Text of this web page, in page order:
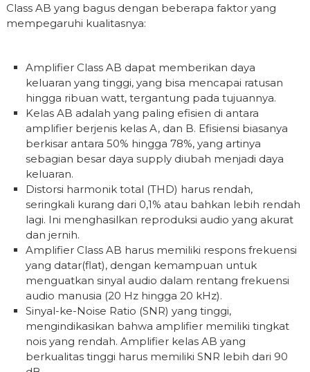
Class AB yang bagus dengan beberapa faktor yang
mempegaruhi kualitasnya:
Amplifier Class AB dapat memberikan daya
keluaran yang tinggi, yang bisa mencapai ratusan
hingga ribuan watt, tergantung pada tujuannya.
Kelas AB adalah yang paling efisien di antara
amplifier berjenis kelas A, dan B. Efisiensi biasanya
berkisar antara 50% hingga 78%, yang artinya
sebagian besar daya supply diubah menjadi daya
keluaran.
Distorsi harmonik total (THD) harus rendah,
seringkali kurang dari 0,1% atau bahkan lebih rendah
lagi. Ini menghasilkan reproduksi audio yang akurat
dan jernih.
Amplifier Class AB harus memiliki respons frekuensi
yang datar(flat), dengan kemampuan untuk
menguatkan sinyal audio dalam rentang frekuensi
audio manusia (20 Hz hingga 20 kHz).
Sinyal-ke-Noise Ratio (SNR) yang tinggi,
mengindikasikan bahwa amplifier memiliki tingkat
nois yang rendah. Amplifier kelas AB yang
berkualitas tinggi harus memiliki SNR lebih dari 90